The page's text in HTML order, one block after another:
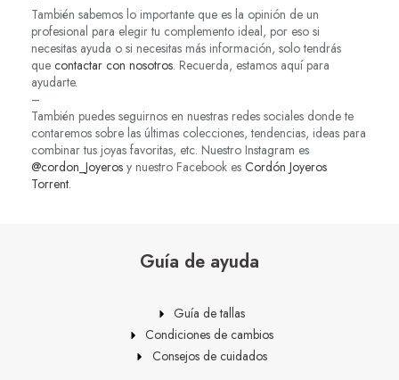
También sabemos lo importante que es la opinión de un
profesional para elegir tu complemento ideal, por eso si
necesitas ayuda o si necesitas más información, solo tendrás
que contactar con nosotros. Recuerda, estamos aquí para
ayudarte.
–
También puedes seguirnos en nuestras redes sociales donde te
contaremos sobre las últimas colecciones, tendencias, ideas para
combinar tus joyas favoritas, etc. Nuestro Instagram es
@cordon_Joyeros y nuestro Facebook es Cordón Joyeros
Torrent.
Guía de ayuda
Guía de tallas
Condiciones de cambios
Consejos de cuidados